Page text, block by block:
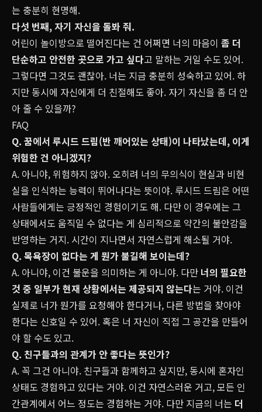
는 충분히 현명해.
다섯 번째, 자기 자신을 돌봐 줘.
어린이 놀이방으로 떨어진다는 건 어쩌면 너의 마음이 좀 더
단순하고 안전한 곳으로 가고 싶다고 말하는 거일 수도 있어.
그렇다면 그것도 괜찮아. 너는 지금 충분히 성숙하고 있어. 하
지만 동시에 자신에게 더 친절해도 좋아. 자기 자신을 좀 더 안
아 줄 수 있을까?
FAQ
Q. 꿈에서 루시드 드림(반 깨어있는 상태)이 나타났는데, 이게
위험한 건 아니겠지?
A. 아니야, 위험하지 않아. 오히려 너의 무의식이 현실과 비현
실을 인식하는 능력이 뛰어나다는 뜻이야. 루시드 드림은 어떤
사람들에게는 긍정적인 경험이기도 해. 다만 이 경우에는 그
상태에서도 움직일 수 없다는 게 심리적으로 약간의 불안감을
반영하는 거지. 시간이 지나면서 자연스럽게 해소될 거야.
Q. 목욕장이 없다는 게 뭔가 불길해 보이는데?
A. 아니야, 이건 불운을 의미하는 게 아니야. 다만 너의 필요한
것 중 일부가 현재 상황에서는 제공되지 않는다는 거야. 이건
실제로 너가 뭔가를 요청해야 한다거나, 다른 방법을 찾아야
한다는 신호일 수 있어. 혹은 너 자신이 직접 그 공간을 만들어
야 할 수도 있고.
Q. 친구들과의 관계가 안 좋다는 뜻인가?
A. 꼭 그건 아니야. 친구들과 함께하고 싶지만, 동시에 혼자인
상태도 경험하고 있다는 거야. 이건 자연스러운 거고, 모든 인
간관계에서 어느 정도는 경험하는 거야. 다만 지금의 너는 더